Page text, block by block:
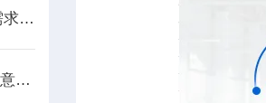
车规MCU芯片市场高需求持续，国内厂商蓄势发展
夏季熔断器安全使用注意事项